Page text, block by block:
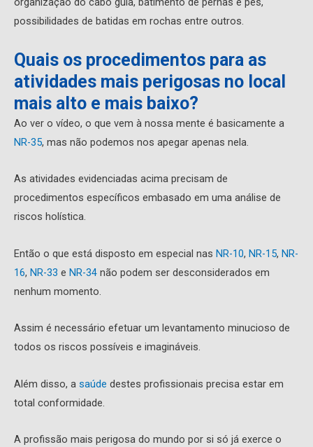
possibilidades de batidas em rochas entre outros.
Quais os procedimentos para as
atividades mais perigosas no local
mais alto e mais baixo?
Ao ver o vídeo, o que vem à nossa mente é basicamente a
NR-35, mas não podemos nos apegar apenas nela.
As atividades evidenciadas acima precisam de
procedimentos específicos embasado em uma análise de
riscos holística.
Então o que está disposto em especial nas NR-10, NR-15, NR-
16, NR-33 e NR-34 não podem ser desconsiderados em
nenhum momento.
Assim é necessário efetuar um levantamento minucioso de
todos os riscos possíveis e imagináveis.
Além disso, a saúde destes profissionais precisa estar em
total conformidade.
A profissão mais perigosa do mundo por si só já exerce o